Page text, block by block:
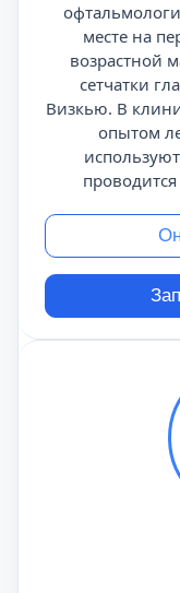
месте на
возрастной
сетчатки
Визкью. В
опытом